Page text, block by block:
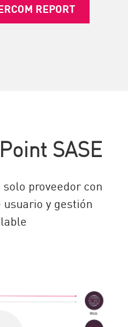
REPORT
SASE
solo proveedor con
y gestión